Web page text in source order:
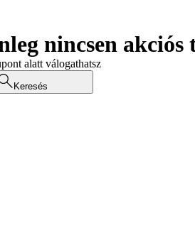
nincsen akciós
alatt válogathatsz
Keresés